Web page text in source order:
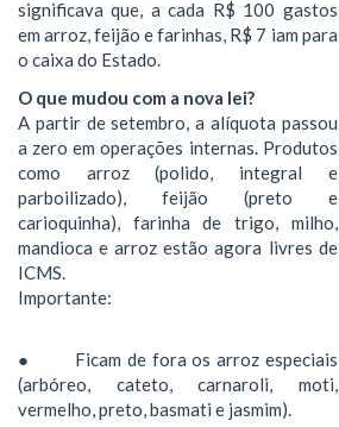
significava que, a cada R$ 100 gastos
em arroz, feijão e farinhas, R$ 7 iam para
o caixa do Estado.
O que mudou com a nova lei?
A partir de setembro, a alíquota passou
a zero em operações internas. Produtos
como arroz (polido, integral e
parboilizado), feijão (preto e
carioquinha), farinha de trigo, milho,
mandioca e arroz estão agora livres de
ICMS.
Importante:
● Ficam de fora os arroz especiais
(arbóreo, cateto, carnaroli, moti,
vermelho, preto, basmati e jasmim).